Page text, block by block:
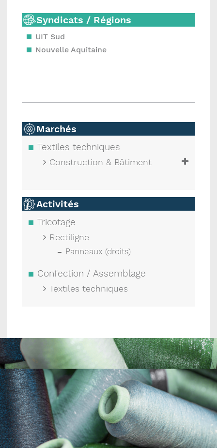
Syndicats / Régions
UIT Sud
Nouvelle Aquitaine
Marchés
Textiles techniques
Construction & Bâtiment
Activités
Tricotage
Rectiligne
Panneaux (droits)
Confection / Assemblage
Textiles techniques